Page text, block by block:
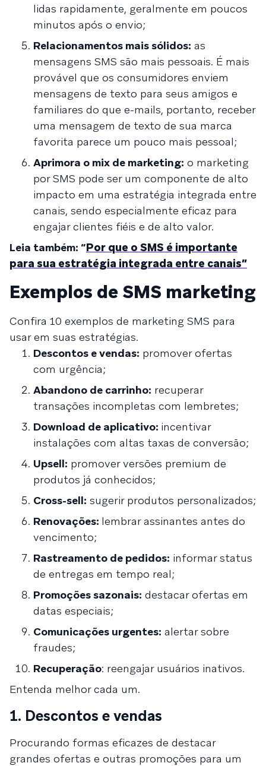
lidas rapidamente, geralmente em poucos
minutos após o envio;
Relacionamentos mais sólidos: as
mensagens SMS são mais pessoais. É mais
provável que os consumidores enviem
mensagens de texto para seus amigos e
familiares do que e-mails, portanto, receber
uma mensagem de texto de sua marca
favorita parece um pouco mais pessoal;
Aprimora o mix de marketing: o marketing
por SMS pode ser um componente de alto
impacto em uma estratégia integrada entre
canais, sendo especialmente eficaz para
engajar clientes fiéis e de alto valor.
Leia também: “Por que o SMS é importante
para sua estratégia integrada entre canais”
Exemplos de SMS marketing
Confira 10 exemplos de marketing SMS para
usar em suas estratégias.
Descontos e vendas: promover ofertas
com urgência;
Abandono de carrinho: recuperar
transações incompletas com lembretes;
Download de aplicativo: incentivar
instalações com altas taxas de conversão;
Upsell: promover versões premium de
produtos já conhecidos;
Cross-sell: sugerir produtos personalizados;
Renovações: lembrar assinantes antes do
vencimento;
Rastreamento de pedidos: informar status
de entregas em tempo real;
Promoções sazonais: destacar ofertas em
datas especiais;
Comunicações urgentes: alertar sobre
fraudes;
Recuperação: reengajar usuários inativos.
Entenda melhor cada um.
1. Descontos e vendas
Procurando formas eficazes de destacar
grandes ofertas e outras promoções para um